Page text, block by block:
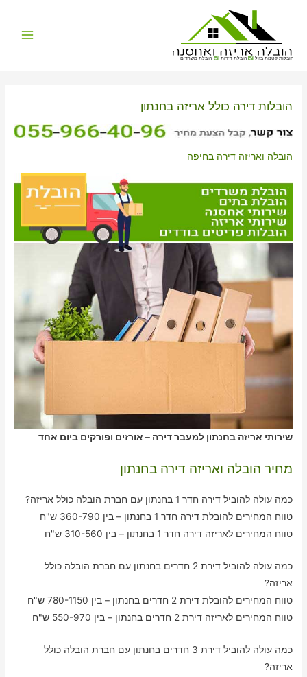
הובלות קטנות בזול הובלת דירות הובלת משרדים
הובלות דירה כולל אריזה בחנתון
הובלה ואריזה דירה בחיפה
שירותי אריזה בחנתון למעבר דירה – אורזים ופורקים ביום אחד
מחיר הובלה ואריזה דירה בחנתון
כמה עולה להוביל דירה חדר 1 בחנתון עם חברת הובלה כולל אריזה?
טווח המחירים להובלת דירה חדר 1 בחנתון – בין 360-790 ש"ח
טווח המחירים לאריזה דירה חדר 1 בחנתון – בין 310-560 ש"ח
כמה עולה להוביל דירת 2 חדרים בחנתון עם חברת הובלה כולל
אריזה?
טווח המחירים להובלת דירת 2 חדרים בחנתון – בין 780-1150 ש"ח
טווח המחירים לאריזה דירת 2 חדרים בחנתון – בין 550-970 ש"ח
כמה עולה להוביל דירת 3 חדרים בחנתון עם חברת הובלה כולל
אריזה?